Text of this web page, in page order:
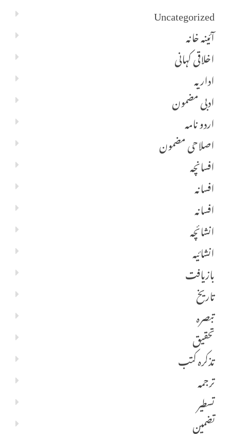
Uncategorized
آئینہ خانہ
اخلاقی کہانی
اداریہ
ادبی مضمون
اردو نامہ
اصلاحی مضمون
افسانچہ
افسانہ
افسانہ
انشائچہ
انشائیہ
بازیافت
تاریخ
تبصرہ
تحقیق
تذکرہ کتب
ترجمہ
تسطیر
تضمین